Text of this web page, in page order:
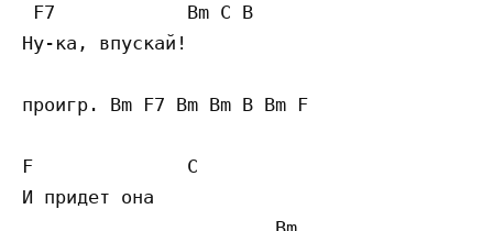
F7            Bm C B
Ну-ка, впускай!
проигр. Bm F7 Bm Bm B Bm F
F              C
И придет она